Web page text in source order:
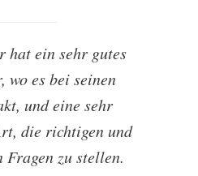
hat ein sehr gutes
wo es bei seinen
und eine sehr
die richtigen und
Fragen zu stellen.